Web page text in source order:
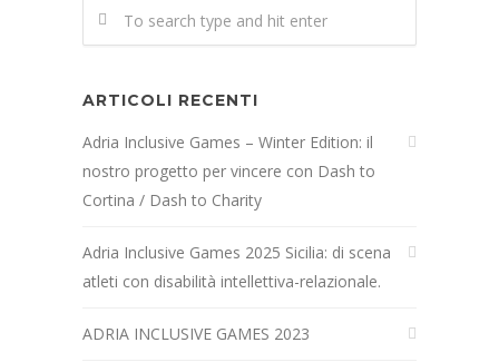
ARTICOLI RECENTI
Adria Inclusive Games – Winter Edition: il
nostro progetto per vincere con Dash to
Cortina / Dash to Charity
Adria Inclusive Games 2025 Sicilia: di scena
atleti con disabilità intellettiva-relazionale.
ADRIA INCLUSIVE GAMES 2023